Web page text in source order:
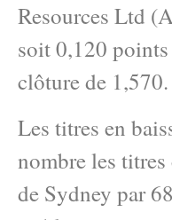
Resources Ltd
soit 0,120
clôture de 1,570.
Les titres en
nombre les titres
de Sydney par